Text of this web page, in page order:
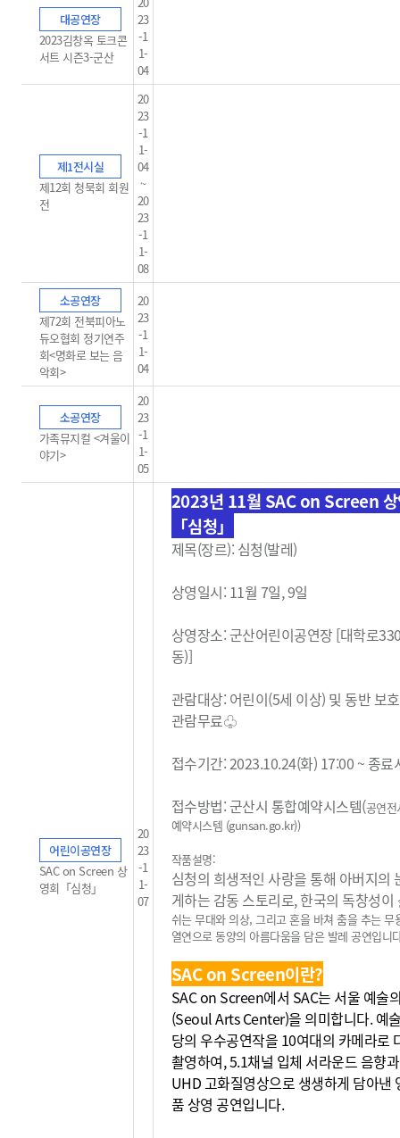
대공연장
2023김창옥 토크콘
서트 시즌3-군산
23
-1
1-
04
제1전시실
제12회 청묵회 회원
전
20
23
-1
1-
04
~
20
23
-1
1-
08
소공연장
제72회 전북피아노
듀오협회 정기연주
회<명화로 보는 음
악회>
20
23
-1
1-
04
소공연장
가족뮤지컬 <겨울이
야기>
20
23
-1
1-
05
어린이공연장
SAC on Screen 상
영회「심청」
20
23
-1
1-
07
2023년 11월 SAC on Screen
「심청」
제목(장르): 심청(발레)
상영일시: 11월 7일, 9일
상영장소: 군산어린이공연장 [대학로
동)]
관람대상: 어린이(5세 이상) 및 동반 보
관람무료♧
접수기간: 2023.10.24(화) 17:00 ~ 종료
접수방법: 군산시 통합예약시스템(공연
예약시스템 (gunsan.go.kr))
작품설명:
심청의 희생적인 사랑을 통해 아버지의
게하는 감동 스토리로, 한국의 독창성이
쉬는 무대와 의상, 그리고 혼을 바쳐 춤을 추는 무
열연으로 동양의 아름다움을 담은 발레 공연입니
SAC on Screen이란?
SAC on Screen에서 SAC는 서울 예술
(Seoul Arts Center)을 의미합니다. 예
당의 우수공연작을 10여대의 카메라로
촬영하여, 5.1채널 입체 서라운드 음향
UHD 고화질영상으로 생생하게 담아낸
품 상영 공연입니다.